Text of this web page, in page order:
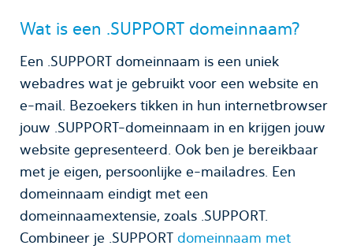
Wat is een .SUPPORT domeinnaam?
Een .SUPPORT domeinnaam is een uniek
webadres wat je gebruikt voor een website en
e-mail. Bezoekers tikken in hun internetbrowser
jouw .SUPPORT-domeinnaam in en krijgen jouw
website gepresenteerd. Ook ben je bereikbaar
met je eigen, persoonlijke e-mailadres. Een
domeinnaam eindigt met een
domeinnaamextensie, zoals .SUPPORT.
Combineer je .SUPPORT domeinnaam met